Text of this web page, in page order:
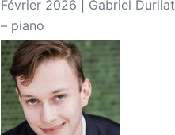
Février 2026 | Gabriel Durliat
– piano